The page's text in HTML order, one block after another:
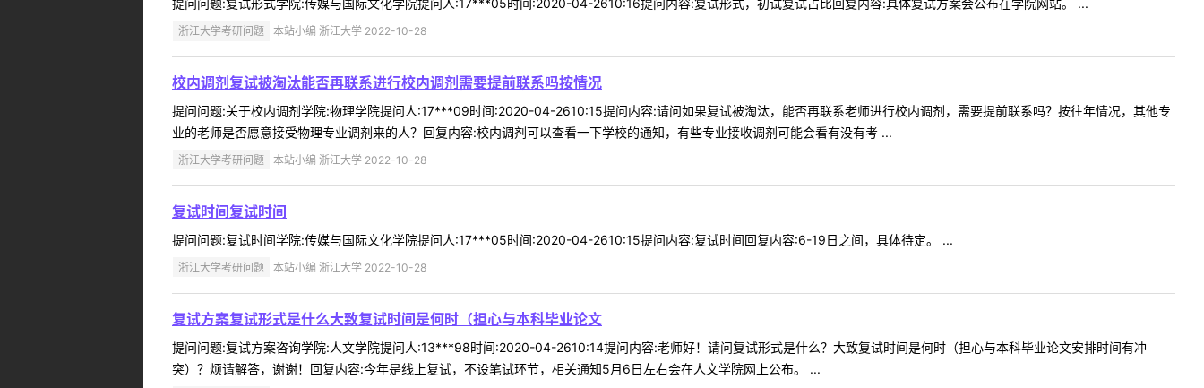
提问问题:复试形式学院:传媒与国际文化学院提问人:17***05时间:2020-04-2610:16提问内容:复试形式，初试复试占比回复内容:具体复试方案会公布在学院网站。 ...
浙江大学考研问题 本站小编 浙江大学 2022-10-28
校内调剂复试被淘汰能否再联系进行校内调剂需要提前联系吗按情况
提问问题:关于校内调剂学院:物理学院提问人:17***09时间:2020-04-2610:15提问内容:请问如果复试被淘汰，能否再联系老师进行校内调剂，需要提前联系吗？按往年情况，其他专
业的老师是否愿意接受物理专业调剂来的人？回复内容:校内调剂可以查看一下学校的通知，有些专业接收调剂可能会看有没有考 ...
浙江大学考研问题 本站小编 浙江大学 2022-10-28
复试时间复试时间
提问问题:复试时间学院:传媒与国际文化学院提问人:17***05时间:2020-04-2610:15提问内容:复试时间回复内容:6-19日之间，具体待定。 ...
浙江大学考研问题 本站小编 浙江大学 2022-10-28
复试方案复试形式是什么大致复试时间是何时（担心与本科毕业论文
提问问题:复试方案咨询学院:人文学院提问人:13***98时间:2020-04-2610:14提问内容:老师好！请问复试形式是什么？大致复试时间是何时（担心与本科毕业论文安排时间有冲
突）？烦请解答，谢谢！回复内容:今年是线上复试，不设笔试环节，相关通知5月6日左右会在人文学院网上公布。 ...